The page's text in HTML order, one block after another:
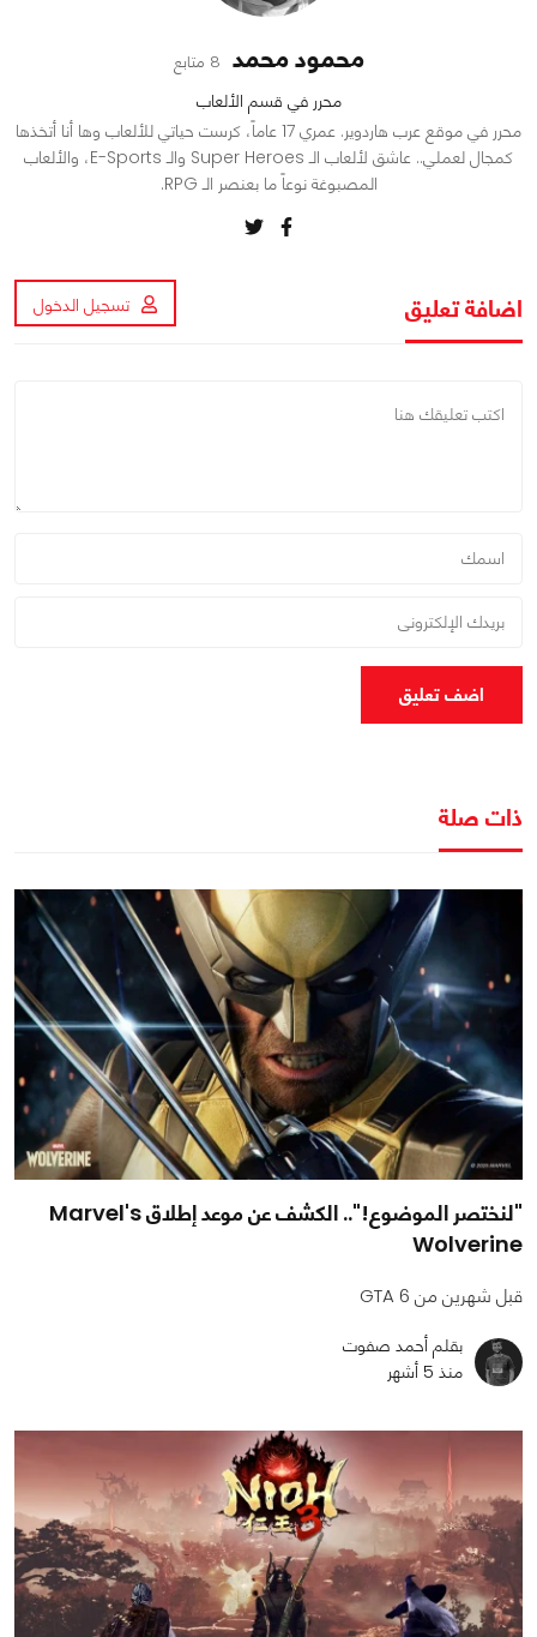
محمود محمد 8 متابع
محرر في قسم الألعاب
محرر في موقع عرب هاردوير. عمري 17 عاماً، كرست حياتي للألعاب وها أنا أتخذها
كمجال لعملي.. عاشق لألعاب الـ Super Heroes والـ E-Sports، والألعاب
المصبوغة نوعاً ما بعنصر الـ RPG.
اضافة تعليق تسجيل الدخول
اضف تعليق
ذات صلة
"لنختصر الموضوع!".. الكشف عن موعد إطلاق Marvel's
Wolverine
قبل شهرين من GTA 6
بقلم أحمد صفوت
منذ 5 أشهر